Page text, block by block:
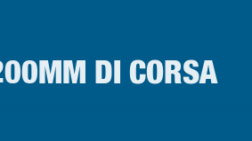
DI CORSA